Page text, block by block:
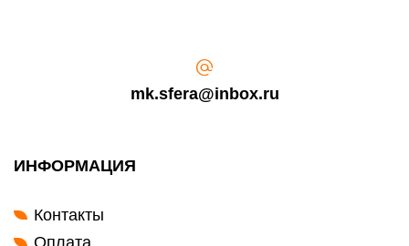
mk.sfera@inbox.ru
ИНФОРМАЦИЯ
Контакты